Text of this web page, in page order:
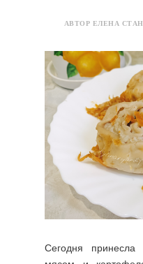
АВТОР ЕЛЕНА
Сегодня